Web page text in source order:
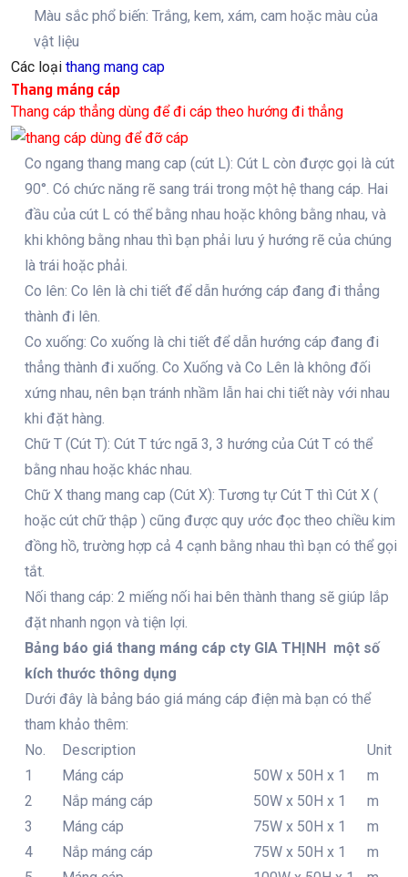
Màu sắc phổ biến: Trắng, kem, xám, cam hoặc màu của
vật liệu
Các loại thang mang cap
Thang máng cáp
Thang cáp thẳng dùng để đi cáp theo hướng đi thẳng
Co ngang thang mang cap (cút L): Cút L còn được gọi là cút
90°. Có chức năng rẽ sang trái trong một hệ thang cáp. Hai
đầu của cút L có thể bằng nhau hoặc không bằng nhau, và
khi không bằng nhau thì bạn phải lưu ý hướng rẽ của chúng
là trái hoặc phải.
Co lên: Co lên là chi tiết để dẫn hướng cáp đang đi thẳng
thành đi lên.
Co xuống: Co xuống là chi tiết để dẫn hướng cáp đang đi
thẳng thành đi xuống. Co Xuống và Co Lên là không đối
xứng nhau, nên bạn tránh nhầm lẫn hai chi tiết này với nhau
khi đặt hàng.
Chữ T (Cút T): Cút T tức ngã 3, 3 hướng của Cút T có thể
bằng nhau hoặc khác nhau.
Chữ X thang mang cap (Cút X): Tương tự Cút T thì Cút X (
hoặc cút chữ thập ) cũng được quy ước đọc theo chiều kim
đồng hồ, trường hợp cả 4 cạnh bằng nhau thì bạn có thể gọi
tắt.
Nối thang cáp: 2 miếng nối hai bên thành thang sẽ giúp lắp
đặt nhanh ngọn và tiện lợi.
Bảng báo giá thang máng cáp cty GIA THỊNH một số
kích thước thông dụng
Dưới đây là bảng báo giá máng cáp điện mà bạn có thể
tham khảo thêm:
No.
Description
Unit
1
Máng cáp 50W x 50H x 1
m
2
Nắp máng cáp 50W x 50H x 1
m
3
Máng cáp 75W x 50H x 1
m
4
Nắp máng cáp 75W x 50H x 1
m